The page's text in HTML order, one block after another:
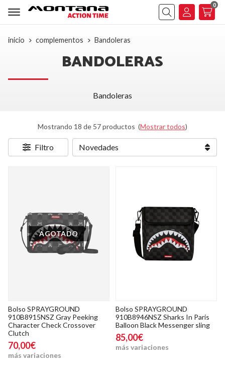
Buscar
0
inicio complementos Bandoleras
BANDOLERAS
Bandoleras
Mostrando 18 de 57 productos (Mostrar todos)
Filtro
AGOTADO
Bolso SPRAYGROUND
910B8915NSZ Gray Peeking
Character Check Crossover
Clutch
70,00€
más variaciones
Bolso SPRAYGROUND
910B8946NSZ Sharks In Paris
Balloon Black Messenger sling
85,00€
más variaciones